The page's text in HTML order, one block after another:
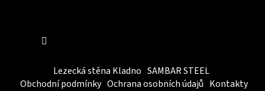
Lezecká stěna Kladno SAMBAR STEEL
Obchodní podmínky Ochrana osobních údajů Kontakty